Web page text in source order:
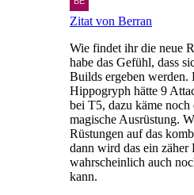
Zitat von Berran
Wie findet ihr die neue
habe das Gefühl, dass
Builds ergeben werden.
Hippogryph hätte 9
bei T5, dazu käme
magische Ausrüstung.
Rüstungen auf das
dann wird das ein zäher
wahrscheinlich auch
kann.